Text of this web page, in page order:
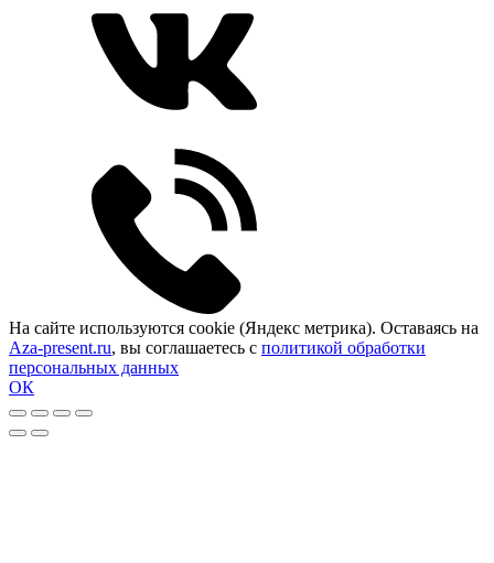
На сайте используются cookie (Яндекс метрика). Оставаясь на
Aza-present.ru, вы соглашаетесь с политикой обработки
персональных данных
ОК